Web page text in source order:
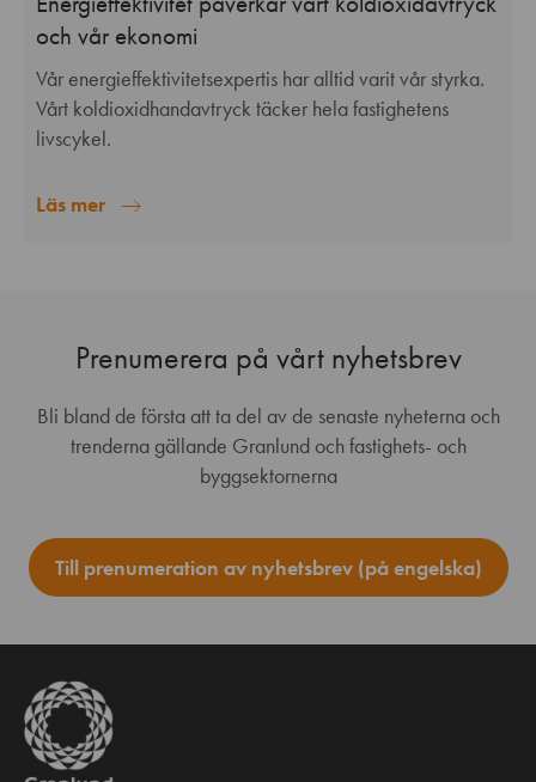
och vår ekonomi
Vår energieffektivitetsexpertis har alltid varit vår styrka.
Vårt koldioxidhandavtryck täcker hela fastighetens
livscykel.
Läs mer
Prenumerera på vårt nyhetsbrev
Bli bland de första att ta del av de senaste nyheterna och
trenderna gällande Granlund och fastighets- och
byggsektornerna
Till prenumeration av nyhetsbrev (på engelska)